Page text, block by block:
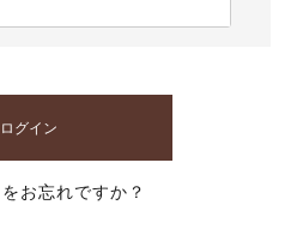
ログイン
お忘れですか？